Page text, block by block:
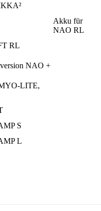
Akku für
NAO RL
RL
NAO +
LITE,
S
L